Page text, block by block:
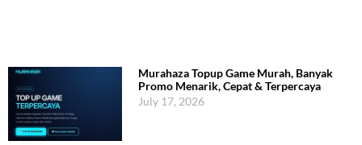
Murahaza Topup Game Murah, Banyak
Promo Menarik, Cepat & Terpercaya
July 17, 2026